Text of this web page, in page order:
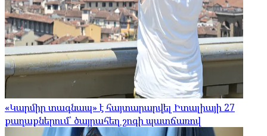
«Կարմիր տագնապ» է հայտարարվել Իտալիայի 27
քաղաքներում՝ ծայրահեղ շոգի պատճառով